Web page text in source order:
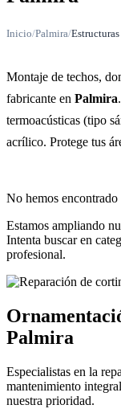
Inicio/Palmira/
Montaje de techos,
fabricante en Palmira
termoacústicas (tipo
acrílico. Protege tus
No hemos
Estamos ampliando
Intenta buscar en
profesional.
Palmira
Especialistas en la
mantenimiento
nuestra prioridad.